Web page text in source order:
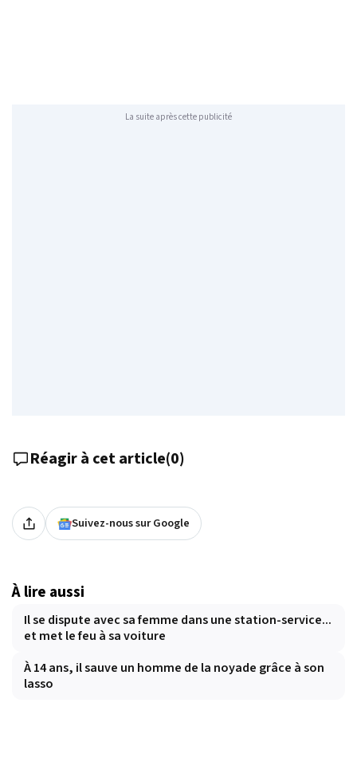
La suite après cette publicité
Réagir à cet article(0)
Suivez-nous sur Google
À lire aussi
Il se dispute avec sa femme dans une station-service...
et met le feu à sa voiture
À 14 ans, il sauve un homme de la noyade grâce à son
lasso